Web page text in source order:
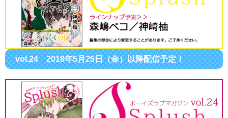
vol.24 2018年5月25日（金）以降配信予定！